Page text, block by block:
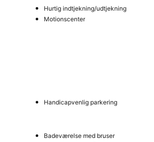
Hurtig indtjekning/udtjekning
Motionscenter
Handicapvenlig parkering
Badeværelse med bruser